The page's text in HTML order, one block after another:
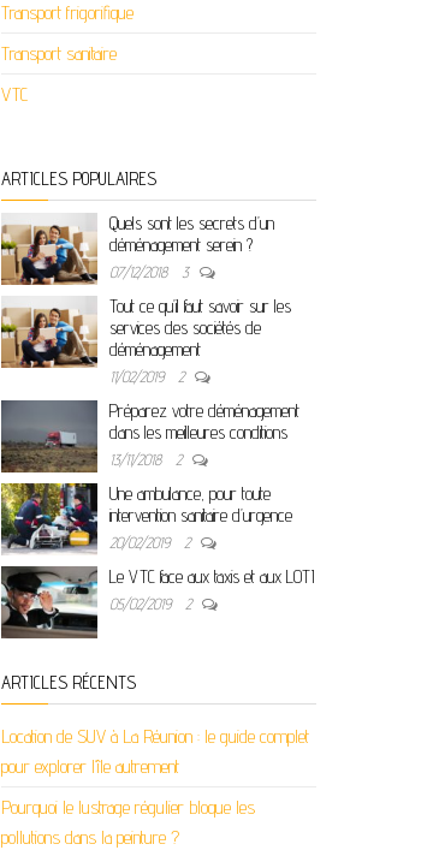
Transport frigorifique
Transport sanitaire
VTC
ARTICLES POPULAIRES
Quels sont les secrets d’un
déménagement serein ?
07/12/2018 3
Tout ce qu’il faut savoir sur les
services des sociétés de
déménagement
11/02/2019 2
Préparez votre déménagement
dans les meilleures conditions
13/11/2018 2
Une ambulance, pour toute
intervention sanitaire d’urgence
20/02/2019 2
Le VTC face aux taxis et aux LOTI
05/02/2019 2
ARTICLES RÉCENTS
Location de SUV à La Réunion : le guide complet
pour explorer l’île autrement
Pourquoi le lustrage régulier bloque les
pollutions dans la peinture ?